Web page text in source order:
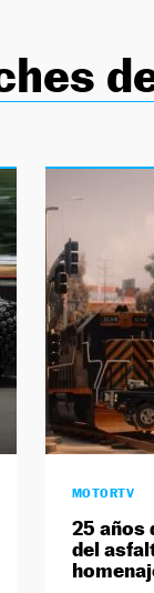
MOTORTV
25 años
del